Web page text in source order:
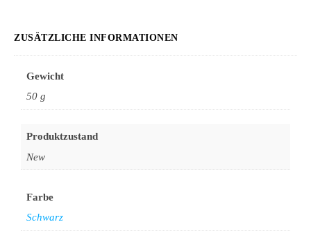
ZUSÄTZLICHE INFORMATIONEN
Gewicht
50 g
Produktzustand
New
Farbe
Schwarz